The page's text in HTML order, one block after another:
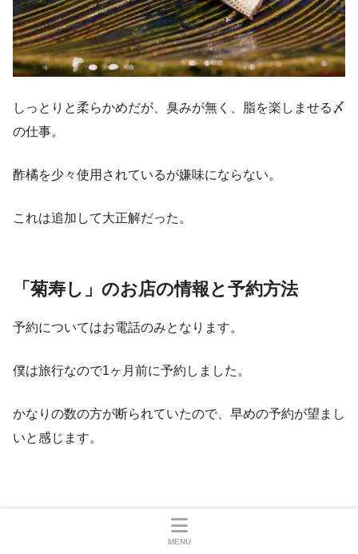
しっとりと柔らかめだが、臭みが無く、脂を楽しませる〆
の仕事。
酢橘を少々使用されているが嫌味にならない。
これは追加して大正解だった。
「菊寿し」のお店の情報と予約方法
予約についてはお電話のみとなります。
僕は旅行なので1ヶ月前に予約しました。
かなりの数の方が断られていたので、早めの予約が望まし
いと感じます。
MENU